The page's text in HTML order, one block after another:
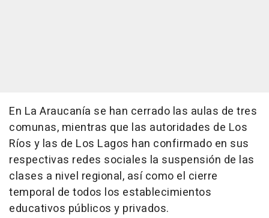
En La Araucanía se han cerrado las aulas de tres
comunas, mientras que las autoridades de Los
Ríos y las de Los Lagos han confirmado en sus
respectivas redes sociales la suspensión de las
clases a nivel regional, así como el cierre
temporal de todos los establecimientos
educativos públicos y privados.